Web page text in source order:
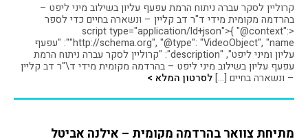
קרוליין לסקר עברה ניתוח הרמת עפעף עליון בשילוב מיני ליפט –
בהרדמה מקומית מידי ד"ר דב קליין – ונשארה בחיים כדי לספר
<script type="application/ld+json">{ "@context":
"http://schema.org", "@type": "VideoObject", "name": "עפעף
עליון ומיני ליפט", "description": "קרוליין לסקר עברה ניתוח הרמת
עפעף עליון בשילוב מיני ליפט – בהרדמה מקומית מידי ד\"ר דב קליין
– ונשארה בחיים […] לסרטון המלא >
מתיחת צוואר בהרדמה מקומית – אילנה אביטל